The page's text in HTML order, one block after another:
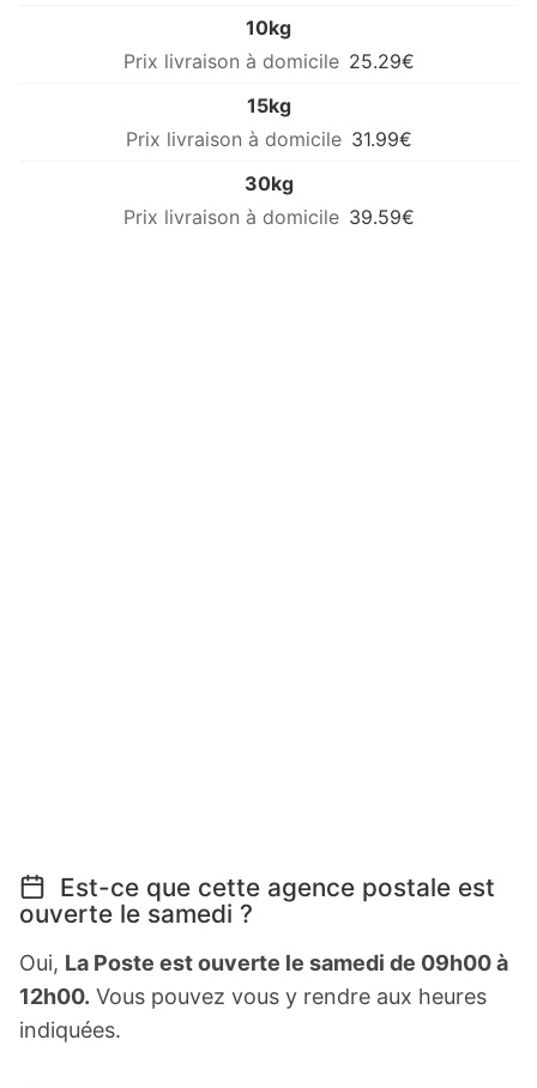
10kg
25.29€
15kg
31.99€
30kg
39.59€
Est-ce que cette agence postale est
ouverte le samedi ?
Oui, La Poste est ouverte le samedi de 09h00 à
12h00. Vous pouvez vous y rendre aux heures
indiquées.